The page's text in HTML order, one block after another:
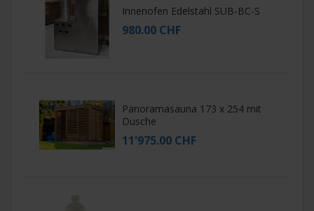
Innenofen Edelstahl SUB-BC-S
980.00 CHF
Panoramasauna 173 x 254 mit
Dusche
11'975.00 CHF